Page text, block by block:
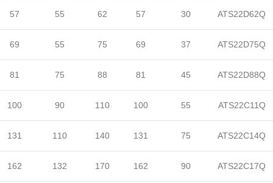
ATS22D62Q
30
57
62
55
57
ATS22D75Q
37
69
75
55
69
ATS22D88Q
45
81
88
75
81
ATS22C11Q
55
100
110
90
100
ATS22C14Q
75
131
140
110
131
ATS22C17Q
90
162
170
132
162